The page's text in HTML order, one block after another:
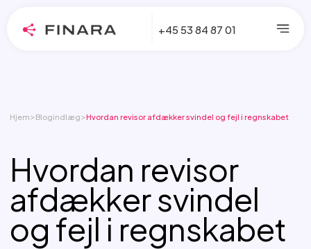
+45 53 84 87 01
Hjem>Blogindlæg>Hvordan revisor afdækker svindel og fejl i regnskabet
Hvordan revisor
afdækker svindel
og fejl i regnskabet